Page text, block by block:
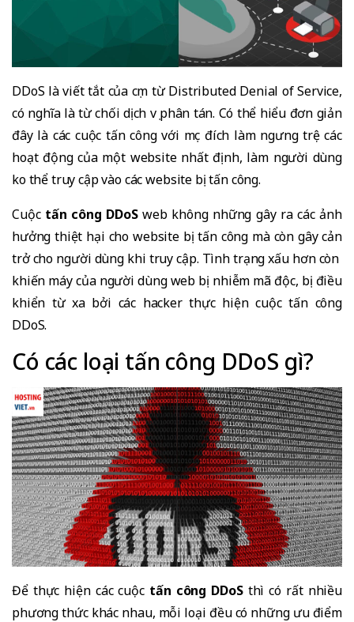
DDoS là viết tắt của cụm từDistributed Denial of Service,
có nghĩa là từ chối dịch vụ phân tán. Có thể hiểu đơn giản
đây là các cuộc tấn công với mục đích làm ngưng trệ các
hoạt động của một website nhất định, làm người dùng
ko thể truy cập vào các website bị tấn công.
Cuộc tấn công DDoSweb không những gây ra các ảnh
hưởng thiệt hại cho website bị tấn công mà còn gây cản
trở cho người dùng khi truy cập. Tình trạng xấu hơn còn
khiến máy của người dùng web bị nhiễm mã độc, bị điều
khiển từ xa bởi các hacker thực hiện cuộc tấn công
DDoS.
Có các loại tấn công DDoS gì?
Để thực hiện các cuộc tấn công DDoSthì có rất nhiều
phương thức khác nhau, mỗi loại đều có những ưu điểm